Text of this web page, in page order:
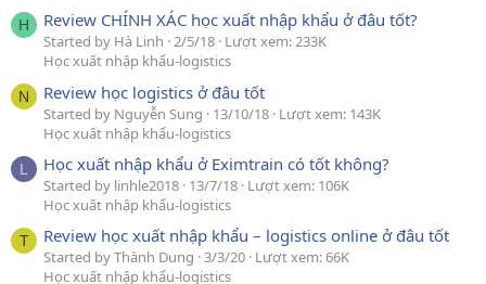
H Review CHÍNH XÁC học xuất nhập khẩu ở đâu tốt?
Started by Hà Linh 2/5/18 Lượt xem: 233K
Học xuất nhập khẩu-logistics
N Review học logistics ở đâu tốt
Started by Nguyễn Sung 13/10/18 Lượt xem: 143K
Học xuất nhập khẩu-logistics
L Học xuất nhập khẩu ở Eximtrain có tốt không?
Started by linhle2018 13/7/18 Lượt xem: 106K
Học xuất nhập khẩu-logistics
T Review học xuất nhập khẩu – logistics online ở đâu tốt
Started by Thành Dung 3/3/20 Lượt xem: 66K
Học xuất nhập khẩu-logistics